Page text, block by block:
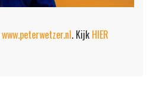
www.peterwetzer.nl. Kijk HIER